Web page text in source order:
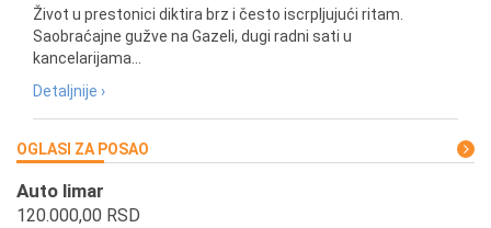
Život u prestonici diktira brz i često iscrpljujući ritam.
Saobraćajne gužve na Gazeli, dugi radni sati u
kancelarijama...
Detaljnije ›
OGLASI ZA POSAO
Auto limar
120.000,00 RSD